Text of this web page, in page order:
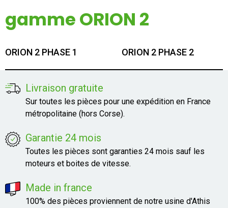
gamme ORION 2
ORION 2 PHASE 1 ORION 2 PHASE 2
Livraison gratuite
Sur toutes les pièces pour une expédition en France
métropolitaine (hors Corse).
Garantie 24 mois
Toutes les pièces sont garanties 24 mois sauf les
moteurs et boites de vitesse.
Made in france
100% des pièces proviennent de notre usine d'Athis